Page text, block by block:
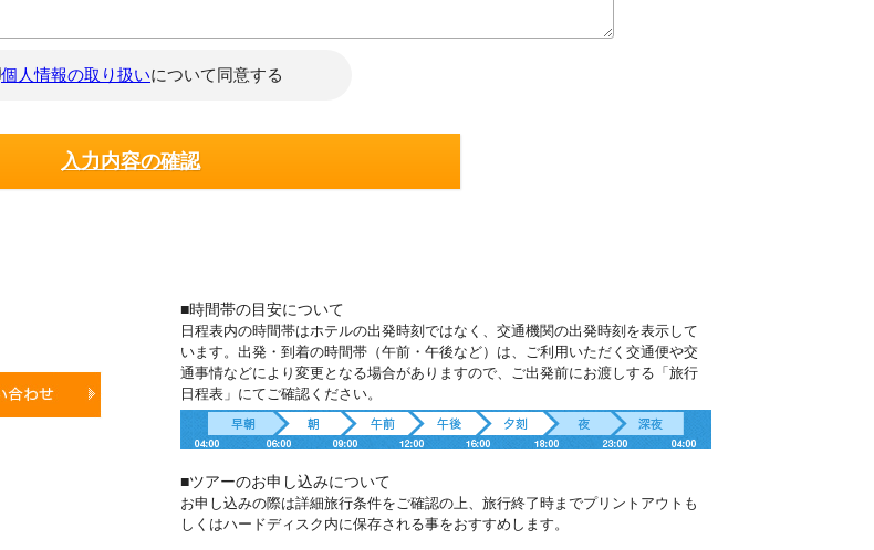
個人情報の取り扱いについて同意する
■時間帯の目安について
日程表内の時間帯はホテルの出発時刻ではなく、交通機関の出発時刻を表示して
います。出発・到着の時間帯（午前・午後など）は、ご利用いただく交通便や交
通事情などにより変更となる場合がありますので、ご出発前にお渡しする「旅行
日程表」にてご確認ください。
■ツアーのお申し込みについて
お申し込みの際は詳細旅行条件をご確認の上、旅行終了時までプリントアウトも
しくはハードディスク内に保存される事をおすすめします。